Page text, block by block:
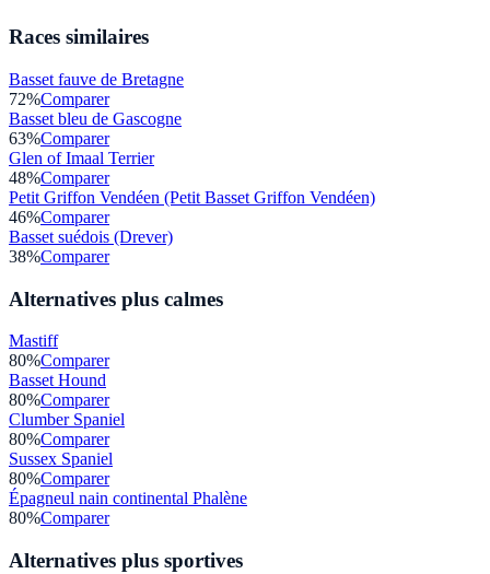
Races similaires
Basset fauve de Bretagne
72%Comparer
Basset bleu de Gascogne
63%Comparer
Glen of Imaal Terrier
48%Comparer
Petit Griffon Vendéen (Petit Basset Griffon Vendéen)
46%Comparer
Basset suédois (Drever)
38%Comparer
Alternatives plus calmes
Mastiff
80%Comparer
Basset Hound
80%Comparer
Clumber Spaniel
80%Comparer
Sussex Spaniel
80%Comparer
Épagneul nain continental Phalène
80%Comparer
Alternatives plus sportives